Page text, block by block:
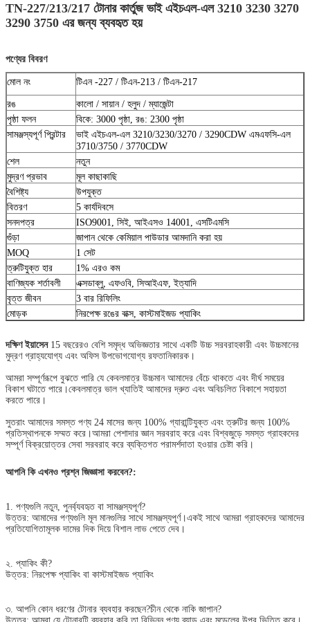
TN-227/213/217 টোনার কার্তুজ ভাই এইচএল-এল 3210 3230 3270
3290 3750 এর জন্য ব্যবহৃত হয়
পণ্যের বিবরণ
মোল নং টিএন -227 / টিএন-213 / টিএন-217
রঙ
কালো / সায়ান / হলুদ / ম্যাজেন্টা
পৃষ্ঠা ফলন
বিকে: 3000 পৃষ্ঠা, রঙ: 2300 পৃষ্ঠা
সামঞ্জস্যপূর্ণ প্রিন্টার
ভাই এইচএল-এল 3210/3230/3270 / 3290CDW এমএফসি-এল
3710/3750 / 3770CDW
শেল
নতুন
মুদ্রণ প্রভাব
মূল কাছাকাছি
বৈশিষ্ট্য
উপযুক্ত
বিতরণ
5 কার্যদিবসে
সনদপত্র
ISO9001, সিই, আইএসও 14001, এসটিএমসি
গুঁড়া
জাপান থেকে কেমিয়াল পাউডার আমদানি করা হয়
MOQ
1 সেট
ত্রুটিযুক্ত হার
1% এরও কম
বাণিজ্যক শর্তাবলী
এক্সডাব্লু, এফওবি, সিআইএফ, ইত্যাদি
বৃত্ত জীবন
3 বার রিফিলিং
মোড়ক
নিরপেক্ষ রঙের বাক্স, কাস্টমাইজড প্যাকিং
দক্ষিণ ইয়াসেন15 বছরেরও বেশি সমৃদ্ধ অভিজ্ঞতার সাথে একটি উচ্চ সরবরাহকারী এবং উচ্চমানের
মুদ্রণ গ্রাহ্যযোগ্য এবং অফিস উপভোগযোগ্য রফতানিকারক।
আমরা সম্পূর্ণরূপে বুঝতে পারি যে কেবলমাত্র উচ্চমান আমাদের বেঁচে থাকতে এবং দীর্ঘ সময়ের
বিকাশ ঘটাতে পারে।কেবলমাত্র ভাল খ্যাতিই আমাদের দ্রুত এবং অবিচলিত বিকাশে সহায়তা
করতে পারে।
সুতরাং আমাদের সমস্ত পণ্য 24 মাসের জন্য 100% গ্যারান্টিযুক্ত এবং ত্রুটির জন্য 100%
প্রতিস্থাপনকে সম্মত করে।আমরা পেশাদার জ্ঞান সরবরাহ করে এবং বিশ্বজুড়ে সমস্ত গ্রাহকদের
সম্পূর্ণ বিক্রয়োত্তর সেবা সরবরাহ করে ব্যক্তিগত পরামর্শদাতা হওয়ার চেষ্টা করি।
আপনি কি এখনও প্রশ্ন জিজ্ঞাসা করবেন?:
1. পণ্যগুলি নতুন, পুনর্ব্যবহৃত বা সামঞ্জস্যপূর্ণ?
উত্তর: আমাদের পণ্যগুলি মূল মানগুলির সাথে সামঞ্জস্যপূর্ণ।একই সাথে আমরা গ্রাহকদের আমাদের
প্রতিযোগিতামূলক দামের দিক দিয়ে বিশাল লাভ পেতে দেব।
২. প্যাকিং কী?
উত্তর: নিরপেক্ষ প্যাকিং বা কাস্টমাইজড প্যাকিং
৩. আপনি কোন ধরণের টোনার ব্যবহার করছেন?চীন থেকে নাকি জাপান?